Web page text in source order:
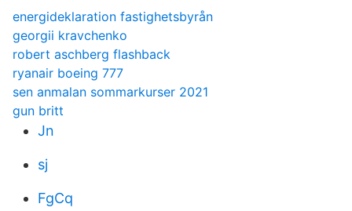
energideklaration fastighetsbyrån
georgii kravchenko
robert aschberg flashback
ryanair boeing 777
sen anmalan sommarkurser 2021
gun britt
Jn
sj
FgCq